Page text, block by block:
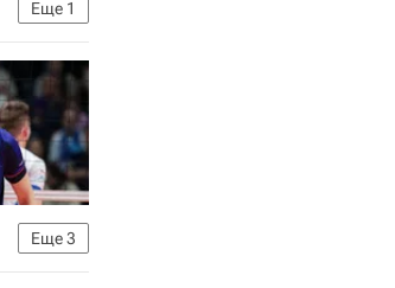
Еще 1
Еще3